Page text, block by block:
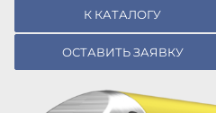
К КАТАЛОГУ
ОСТАВИТЬ ЗАЯВКУ